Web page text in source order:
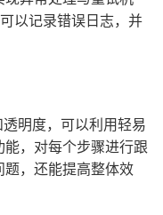
以记录错误日志，并
明度，可以利用轻易
，对每个步骤进行跟
，还能提高整体效